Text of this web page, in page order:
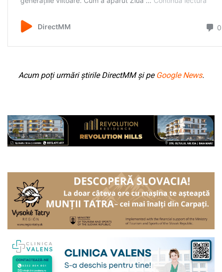
Acum poți urmări știrile DirectMM și pe Google News.